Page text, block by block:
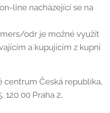
line nacházející se na
odr je možné využít
a kupujícím z kupní
centrum Česká republika,
120 00 Praha 2,